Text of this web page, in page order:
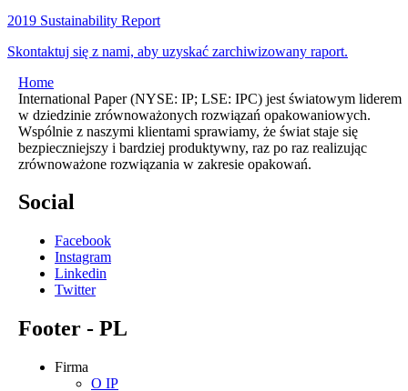
2019 Sustainability Report
Skontaktuj się z nami, aby uzyskać zarchiwizowany raport.
Home
International Paper (NYSE: IP; LSE: IPC) jest światowym liderem
w dziedzinie zrównoważonych rozwiązań opakowaniowych.
Wspólnie z naszymi klientami sprawiamy, że świat staje się
bezpieczniejszy i bardziej produktywny, raz po raz realizując
zrównoważone rozwiązania w zakresie opakowań.
Social
Facebook
Instagram
Linkedin
Twitter
Footer - PL
Firma
O IP